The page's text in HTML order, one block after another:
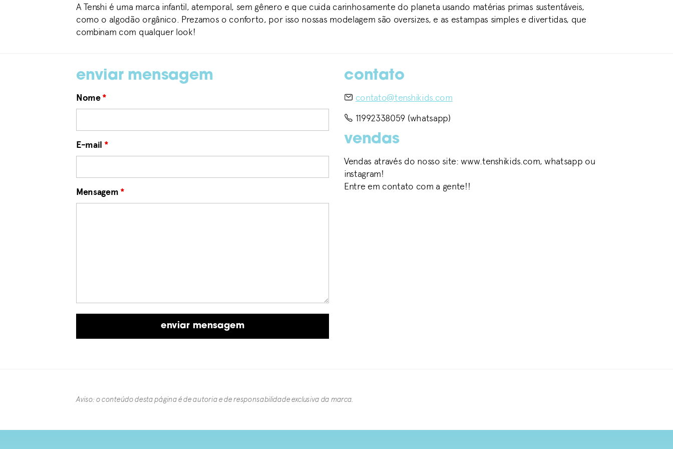
A Tenshi é uma marca infantil, atemporal, sem gênero e que cuida carinhosamente do planeta usando matérias primas sustentáveis,
como o algodão orgânico. Prezamos o conforto, por isso nossas modelagem são oversizes, e as estampas simples e divertidas, que
combinam com qualquer look!
enviar mensagem
Nome*
E-mail *
Mensagem *
contato
contato@tenshikids.com
11992338059 (whatsapp)
vendas
Vendas através do nosso site: www.tenshikids.com, whatsapp ou
instagram!
Entre em contato com a gente!!
Aviso: o conteúdo desta página é de autoria e de responsabilidade exclusiva da marca.​